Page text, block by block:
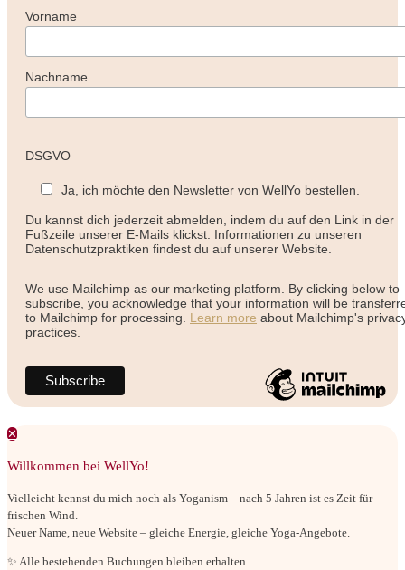
Vorname
Nachname
DSGVO
Ja, ich möchte den Newsletter von WellYo bestellen.
Du kannst dich jederzeit abmelden, indem du auf den Link in der
Fußzeile unserer E-Mails klickst. Informationen zu unseren
Datenschutzpraktiken findest du auf unserer Website.
We use Mailchimp as our marketing platform. By clicking below to
subscribe, you acknowledge that your information will be
to Mailchimp for processing. Learn more about Mailchimp's
practices.
✕
Willkommen bei WellYo!
Vielleicht kennst du mich noch als Yoganism – nach 5 Jahren ist es Zeit für
frischen Wind.
Neuer Name, neue Website – gleiche Energie, gleiche Yoga-Angebote.
✨ Alle bestehenden Buchungen bleiben erhalten.